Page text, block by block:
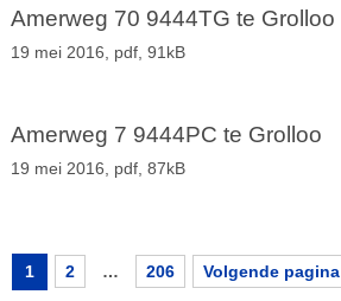
Amerweg 70 9444TG te Grolloo
19 mei 2016, pdf, 91kB
Amerweg 7 9444PC te Grolloo
19 mei 2016, pdf, 87kB
1 2 … 206 Volgende pagina